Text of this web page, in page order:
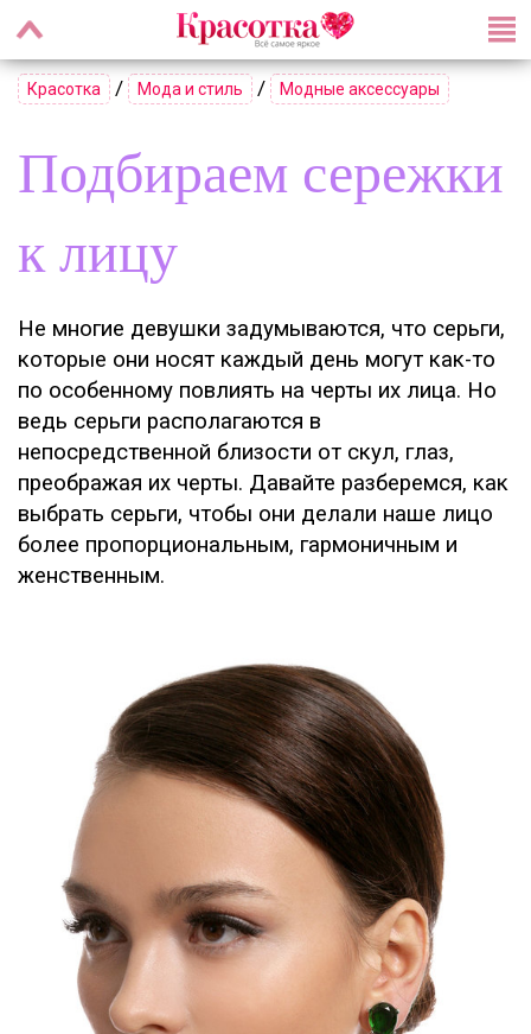
Красотка / Мода и стиль / Модные аксессуары
Подбираем сережки
к лицу
Не многие девушки задумываются, что серьги,
которые они носят каждый день могут как-то
по особенному повлиять на черты их лица. Но
ведь серьги располагаются в
непосредственной близости от скул, глаз,
преображая их черты. Давайте разберемся, как
выбрать серьги, чтобы они делали наше лицо
более пропорциональным, гармоничным и
женственным.